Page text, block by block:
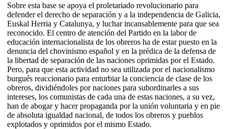
Sobre esta base se apoya el proletariado revolucionario para
defender el derecho de separación y a la independencia de Galicia,
Euskal Herria y Catalunya, y luchar incansablemente para que sea
reconocido. El centro de atención del Partido en la labor de
educación internacionalista de los obreros ha de estar puesto en la
denuncia del chovinismo español y en la prédica de la defensa de
la libertad de separación de las naciones oprimidas por el Estado.
Pero, para que esta actividad no sea utilizada por el nacionalismo
burgués reaccionario para enturbiar la conciencia de clase de los
obreros, dividiéndoles por naciones para subordinarles a sus
intereses, los comunistas de cada una de estas naciones, a su vez,
han de abogar y hacer propaganda por la unión voluntaria y en pie
de absoluta igualdad nacional, de todos los obreros y pueblos
explotados y oprimidos por el mismo Estado.